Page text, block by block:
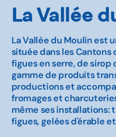
La Vallée
La Vallée du Moulin est
située dans les
figues en serre, de sirop
gamme de produits
productions et
fromages et
même ses installations:
figues, gelées d'érable